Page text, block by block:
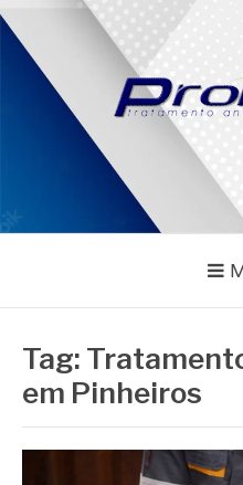
Pular
para
conteúdo
PROMAR
Tag:
em Pinheiros